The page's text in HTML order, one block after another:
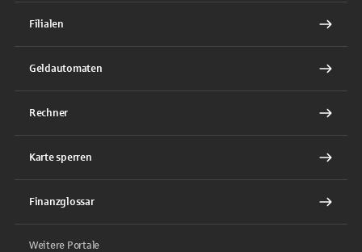
Filialen
Geldautomaten
Rechner
Karte sperren
Finanzglossar
Weitere Portale